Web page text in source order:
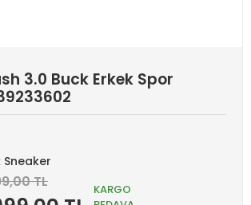
3.0 Buck Erkek Spor
Sneaker
TL
KARGO